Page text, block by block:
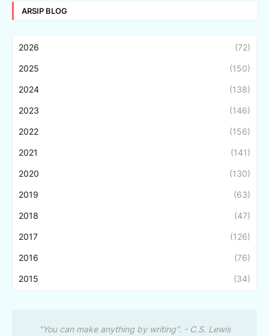
ARSIP BLOG
2026 (72)
2025 (150)
2024 (138)
2023 (146)
2022 (156)
2021 (141)
2020 (130)
2019 (63)
2018 (47)
2017 (126)
2016 (76)
2015 (34)
"You can make anything by writing". - C.S. Lewis